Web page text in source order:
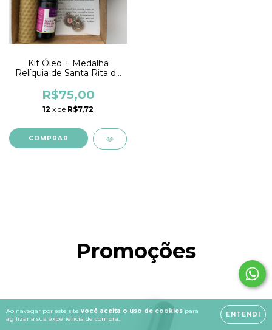
Ao navegar por este site você aceita o uso de cookies para
agilizar a sua experiência de compra.
ENTENDI
Kit Óleo + Medalha
Relíquia de Santa Rita de
Abelha
R$75,00
12 x de R$7,72
Promoções